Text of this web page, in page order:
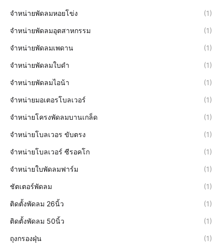
จำหน่ายพัดลมหอยโข่ง (1)
จำหน่ายพัดลมอุตสาหกรรม (1)
จำหน่ายพัดลมเพดาน (1)
จำหน่ายพัดลมใบดำ (1)
จำหน่ายพัดลมไอน้า (1)
จำหน่ายมอเตอรโบลเวอร์ (1)
จำหน่ายโครงพัดลมบานเกล็ด (1)
จำหน่ายโบลเวอร ขับตรง (1)
จำหน่ายโบลเวอร์ ซีรอคโก (1)
จำหน่ายใบพัดลมฟาร์ม (1)
ชัตเตอร์พัดลม (1)
ติดตั้งพัดลม 26นิ้ว (1)
ติดตั้งพัดลม 50นิ้ว (1)
ถุงกรองฝุ่น (1)